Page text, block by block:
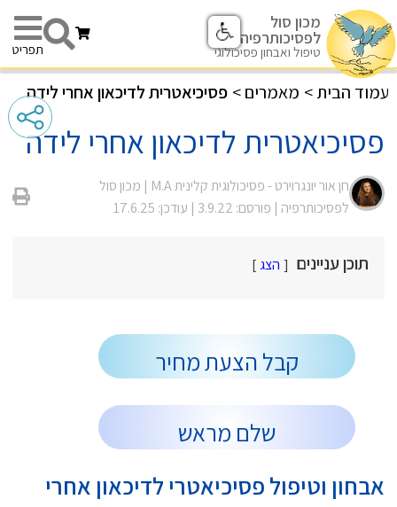
מכון סול
לפסיכותרפיה
טיפול ואבחון פסיכולוגי תפריט
פסיכיאטרית לדיכאון אחרי לידה > מאמרים > עמוד הבית
פסיכיאטרית לדיכאון אחרי לידה
חן אור יונגרוירט - פסיכולוגית קלינית M.A |
מכון סול
לפסיכותרפיה | פורסם: 3.9.22 | עודכן: 17.6.25
תוכן עניינים הצג
קבל הצעת מחיר
שלם מראש
אבחון וטיפול פסיכיאטרי לדיכאון אחרי